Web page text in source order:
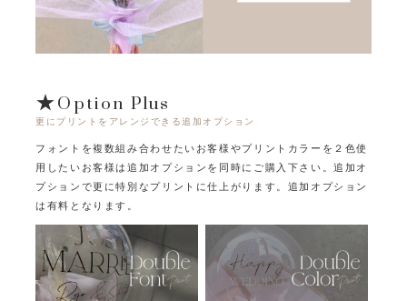
★Option Plus
更にプリントをアレンジできる追加オプション
フォントを複数組み合わせたいお客様やプリントカラーを２色使
用したいお客様は追加オプションを同時にご購入下さい。追加オ
プションで更に特別なプリントに仕上がります。追加オプション
は有料となります。